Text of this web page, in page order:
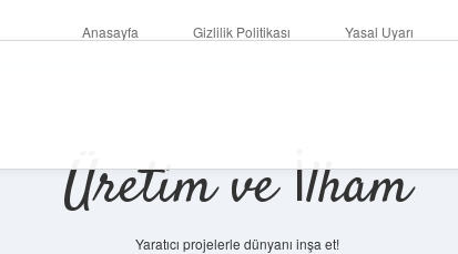
Anasayfa Gizlilik Politikası Yasal Uyarı
Üretim ve İlham
Yaratıcı projelerle dünyanı inşa et!